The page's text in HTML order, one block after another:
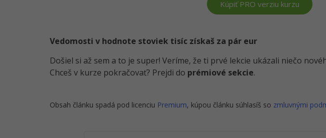
Kúpiť PRO verziu kurzu
Vedomosti v hodnote stoviek tisíc získaš za pár eur
Došiel si až sem a to je super! Veríme, že ti prvé lekcie ukázali niečo
Chceš v kurze pokračovať? Prejdi do prémiové sekcie.
Obsah článku spadá pod licenciu Premium, kúpou článku súhlasíš so zmluvnými